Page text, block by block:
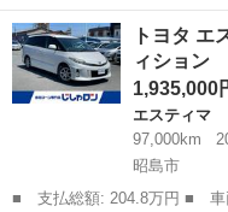
ー名： トヨタ ■ 車種名：
ス プレミアム－Ｇ 衝突軽
ー ＬＥ...
東京 世田谷区 エステ
トヨタ
ィショ
1,935,000
エスティマ
97,000km
昭島市
■ 支払総額: 204.8万円 ■ 車両本体価格： 1,935,000 円 ■ メーカ